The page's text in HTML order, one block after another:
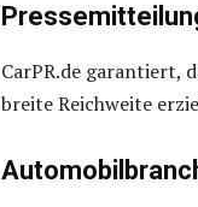
CarPR.de garantiert,
breite Reichweite